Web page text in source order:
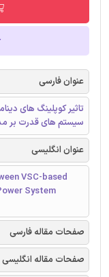
عنوان فارسی
سیستم های قدرت بر
عنوان انگلیسی
VSC-based
System
صفحات مقاله فارسی
صفحات مقاله انگلیسی